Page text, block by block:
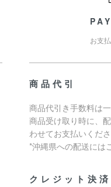
お支
商品代引
商品代引き手数料は
商品受け取り時に、
わせてお支払いくださ
*沖縄県への配送には
クレジット決済